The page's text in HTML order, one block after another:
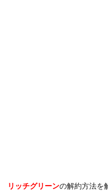
リッチグリーンの解約方法を